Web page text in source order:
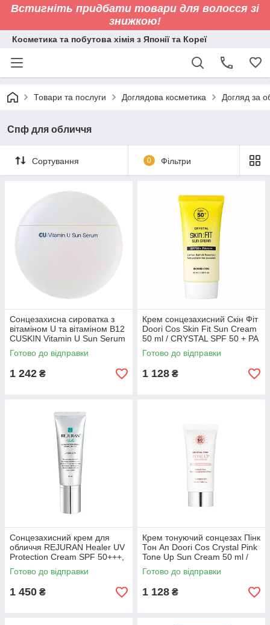
Встигніть придбати товари для волосся зі
знижкою!
Косметика та побутова хімія з Японії та Кореї
Товари та послуги Доглядова косметика Догляд за
Спф для обличчя
Сортування 0 Фільтри
Сонцезахисна сироватка з
вітаміном U та вітаміном B12
CUSKIN Vitamin U Sun Serum
SPF 50+/PA++ (224026)
Готово до відправки
1 242 ₴
Крем сонцезахисний Скін Фіт
Doori Cos Skin Fit Sun Cream
50 ml / CRYSTAL SPF 50 + PA
++++
Готово до відправки
1 128 ₴
Сонцезахисний крем для
обличчя REJURAN Healer UV
Protection Cream SPF 50+++,
40 мл (400871)
Готово до відправки
1 450 ₴
Крем тонуючий сонцезах Пінк
Тон Ап Doori Cos Crystal Pink
Tone Up Sun Cream 50 ml /
SPF 50 + PA ++
Готово до відправки
1 128 ₴